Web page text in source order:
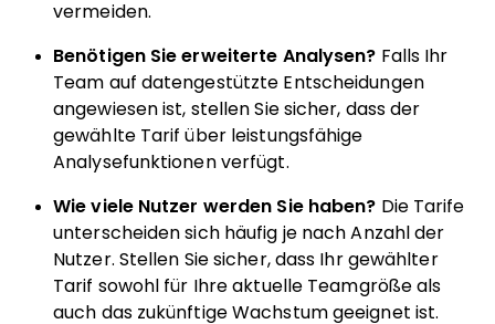
vermeiden.
Benötigen Sie erweiterte Analysen? Falls Ihr
Team auf datengestützte Entscheidungen
angewiesen ist, stellen Sie sicher, dass der
gewählte Tarif über leistungsfähige
Analysefunktionen verfügt.
Wie viele Nutzer werden Sie haben? Die Tarife
unterscheiden sich häufig je nach Anzahl der
Nutzer. Stellen Sie sicher, dass Ihr gewählter
Tarif sowohl für Ihre aktuelle Teamgröße als
auch das zukünftige Wachstum geeignet ist.